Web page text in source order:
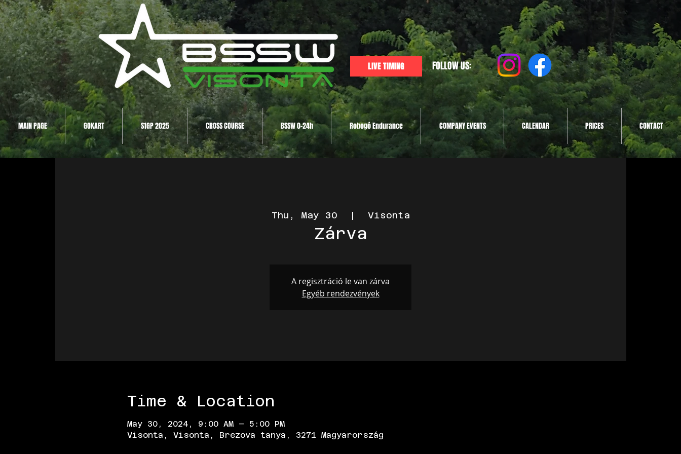
LIVE TIMING FOLLOW US:
MAIN PAGE GOKART S1GP 2025 CROSS COURSE BSSW 0-24h Robogó Endurance COMPANY EVENTS CALENDAR PRICES CONTACT
Thu, May 30
  |
Visonta
Zárva
A regisztráció le van zárva
Egyéb rendezvények
Time & Location
May 30, 2024, 9:00 AM – 5:00 PM
Visonta, Visonta, Brezova tanya, 3271 Magyarország